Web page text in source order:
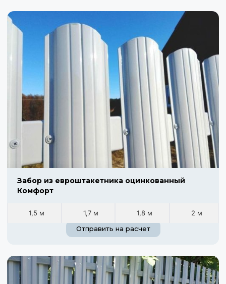
Забор из евроштакетника оцинкованный
Комфорт
1,5 м 1,7 м 1,8 м
2 м
Отправить на расчет